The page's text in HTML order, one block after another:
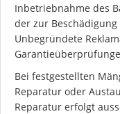
Inbetriebnahme des
der zur
Unbegründete
Bei festgestellten
Reparatur oder
Reparatur erfolgt